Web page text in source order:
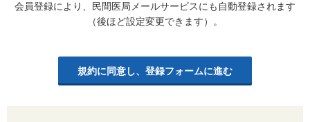
4 登録した情報は会員本人がいつでも変更・追加・削除できるものとしま
6 会員は、1人につき1つのIDを保有するものとします。1人が複数のIDを
保有すること、複数人が1つのIDを共同して保有することはできないものと
会員登録により、民間医局メールサービスにも自動登録されます
（後ほど設定変更できます）。
規約に同意し、登録フォームに進む